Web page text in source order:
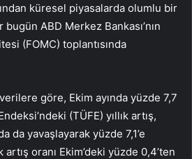
küresel piyasalarda olumlu bir
ABD Merkez Bankası’nın
(FOMC) toplantısında
göre, Ekim ayında yüzde 7,7
(TÜFE) yıllık artış,
da yavaşlayarak yüzde 7,1’e
artış oranı Ekim’deki yüzde 0,4’ten